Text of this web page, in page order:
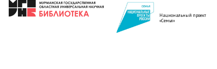
Национальный проект
«Семья»